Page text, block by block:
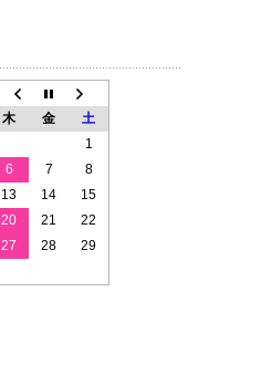
木 金
土
1
6 7
8
13 14
15
20 21
22
27 28
29